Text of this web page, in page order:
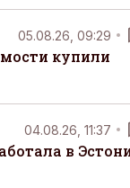
05.08.26, 09:29
купили
04.08.26, 11:37
в